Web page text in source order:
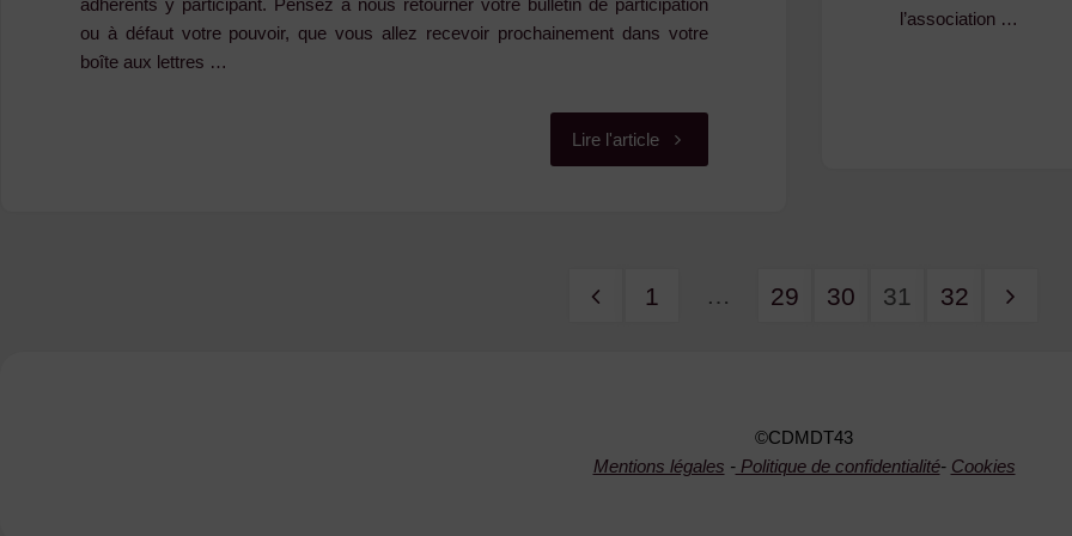
adhérents y participant. Pensez à nous retourner votre bulletin de participation
ou à défaut votre pouvoir, que vous allez recevoir prochainement dans votre
boîte aux lettres …
Lire l'article"25
Assemblée
du
l’association …
publications
1 … 29 30 31 32
©CDMDT43
Mentions légales -Politique de confidentialité- Cookies